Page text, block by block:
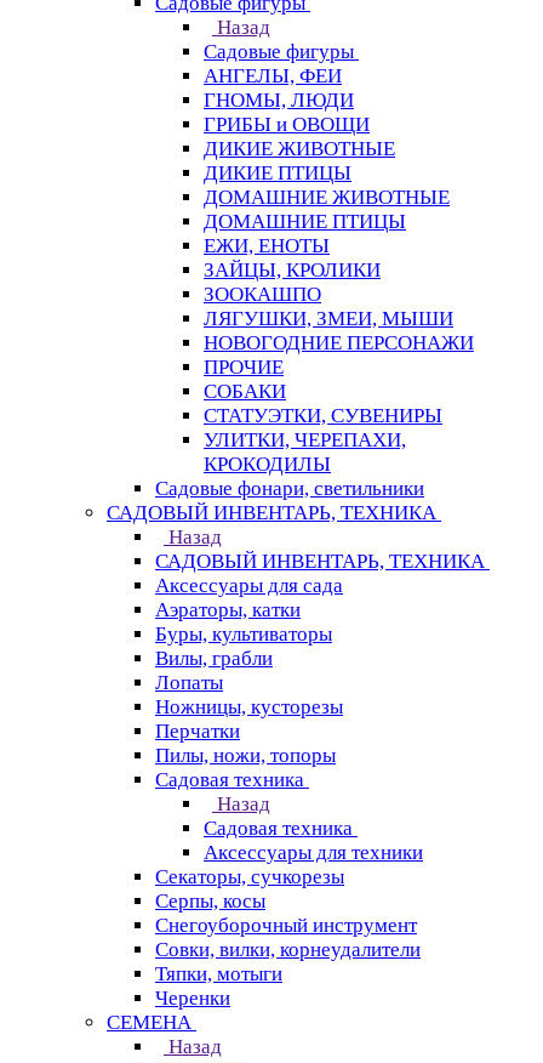
Назад
Садовые фигуры
АНГЕЛЫ, ФЕИ
ГНОМЫ, ЛЮДИ
ГРИБЫ и ОВОЩИ
ДИКИЕ ЖИВОТНЫЕ
ДИКИЕ ПТИЦЫ
ДОМАШНИЕ ЖИВОТНЫЕ
ДОМАШНИЕ ПТИЦЫ
ЕЖИ, ЕНОТЫ
ЗАЙЦЫ, КРОЛИКИ
ЗООКАШПО
ЛЯГУШКИ, ЗМЕИ, МЫШИ
НОВОГОДНИЕ ПЕРСОНАЖИ
ПРОЧИЕ
СОБАКИ
СТАТУЭТКИ, СУВЕНИРЫ
УЛИТКИ, ЧЕРЕПАХИ,
КРОКОДИЛЫ
Садовые фонари, светильники
САДОВЫЙ ИНВЕНТАРЬ, ТЕХНИКА
Назад
САДОВЫЙ ИНВЕНТАРЬ, ТЕХНИКА
Аксессуары для сада
Аэраторы, катки
Буры, культиваторы
Вилы, грабли
Лопаты
Ножницы, кусторезы
Перчатки
Пилы, ножи, топоры
Садовая техника
Назад
Садовая техника
Аксессуары для техники
Секаторы, сучкорезы
Серпы, косы
Снегоуборочный инструмент
Совки, вилки, корнеудалители
Тяпки, мотыги
Черенки
СЕМЕНА
Назад